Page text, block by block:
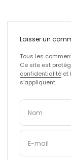
Laisser un
Tous les
Ce site est
confidentialité et
s’appliquent.
Nom
E-mail